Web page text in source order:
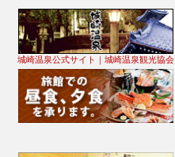
城崎温泉公式サイト｜城崎温泉観光協会